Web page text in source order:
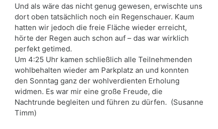
Und als wäre das nicht genug gewesen, erwischte uns
dort oben tatsächlich noch ein Regenschauer. Kaum
hatten wir jedoch die freie Fläche wieder erreicht,
hörte der Regen auch schon auf – das war wirklich
perfekt getimed.
Um 4:25 Uhr kamen schließlich alle Teilnehmenden
wohlbehalten wieder am Parkplatz an und konnten
den Sonntag ganz der wohlverdienten Erholung
widmen. Es war mir eine große Freude, die
Nachtrunde begleiten und führen zu dürfen. (Susanne
Timm)